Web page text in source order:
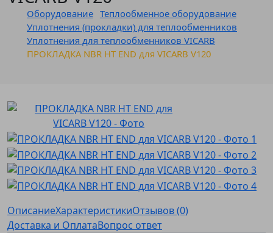
Оборудование Теплообменное оборудование
Уплотнения (прокладки) для теплообменников
Уплотнения для теплообменников VICARB
ПРОКЛАДКА NBR HT END для VICARB V120
ОписаниеХарактеристикиОтзывов (0)
Доставка и ОплатаВопрос ответ